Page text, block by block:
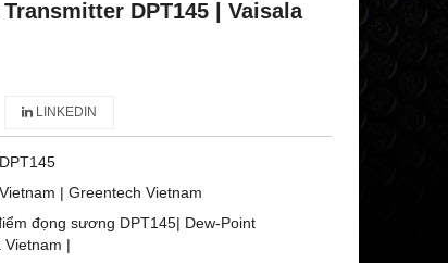
DPT145 | Vaisala
LINKEDIN
| Greentech Vietnam
đọng sương DPT145| Dew-Point
Vietnam |